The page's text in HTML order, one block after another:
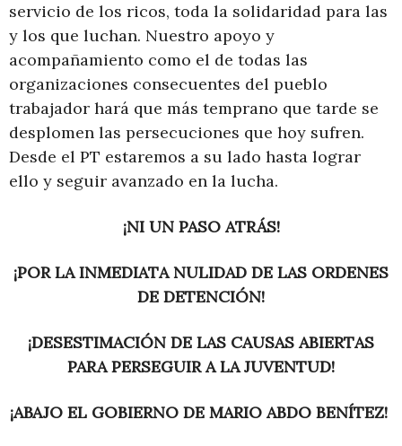
servicio de los ricos, toda la solidaridad para las
y los que luchan. Nuestro apoyo y
acompañamiento como el de todas las
organizaciones consecuentes del pueblo
trabajador hará que más temprano que tarde se
desplomen las persecuciones que hoy sufren.
Desde el PT estaremos a su lado hasta lograr
ello y seguir avanzado en la lucha.
¡NI UN PASO ATRÁS!
¡POR LA INMEDIATA NULIDAD DE LAS ORDENES
DE DETENCIÓN!
¡DESESTIMACIÓN DE LAS CAUSAS ABIERTAS
PARA PERSEGUIR A LA JUVENTUD!
¡ABAJO EL GOBIERNO DE MARIO ABDO BENÍTEZ!